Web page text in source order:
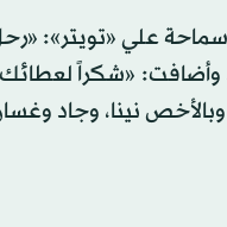
سماحة علي «تويتر»:
وأضافت: «شكراً
وبالأخص نينا، وجاد